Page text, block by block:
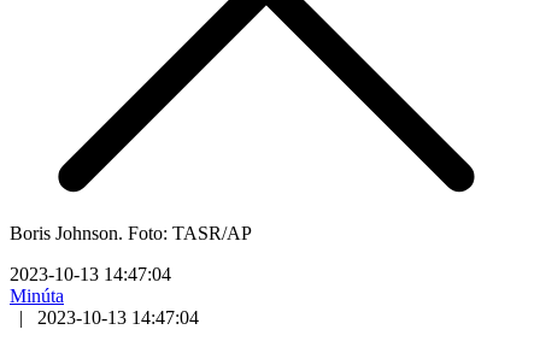
Boris Johnson. Foto: TASR/AP
2023-10-13 14:47:04
Minúta
|
2023-10-13 14:47:04